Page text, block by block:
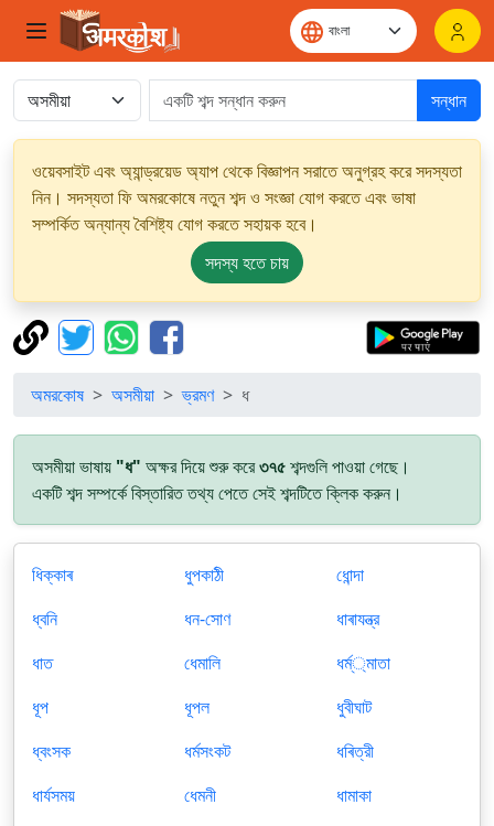
সন্ধান
ওয়েবসাইট এবং অ্যান্ড্রয়েড অ্যাপ থেকে বিজ্ঞাপন সরাতে অনুগ্রহ করে সদস্যতা
নিন। সদস্যতা ফি অমরকোষে নতুন শব্দ ও সংজ্ঞা যোগ করতে এবং ভাষা
সম্পর্কিত অন্যান্য বৈশিষ্ট্য যোগ করতে সহায়ক হবে।
সদস্য হতে চায়
অমরকোষ অসমীয়া ভ্রমণ ধ
অসমীয়া ভাষায় "ধ" অক্ষর দিয়ে শুরু করে৩৭৫শব্দগুলি পাওয়া গেছে।
একটি শব্দ সম্পর্কে বিস্তারিত তথ্য পেতে সেই শব্দটিতে ক্লিক করুন।
ধিক্কাৰ
ধ্বনি
ধাত
ধূপ
ধ্বংসক
ধার্যসময়
ধুপকাঠী
ধন-সোণ
ধেমালি
ধূপল
ধর্মসংকট
ধেমনী
ধোন্দা
ধাৰাযন্ত্র
ধর্ম্্মাতা
ধুবীঘাট
ধৰিত্রী
ধামাকা